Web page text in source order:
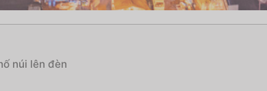
núi lên đèn